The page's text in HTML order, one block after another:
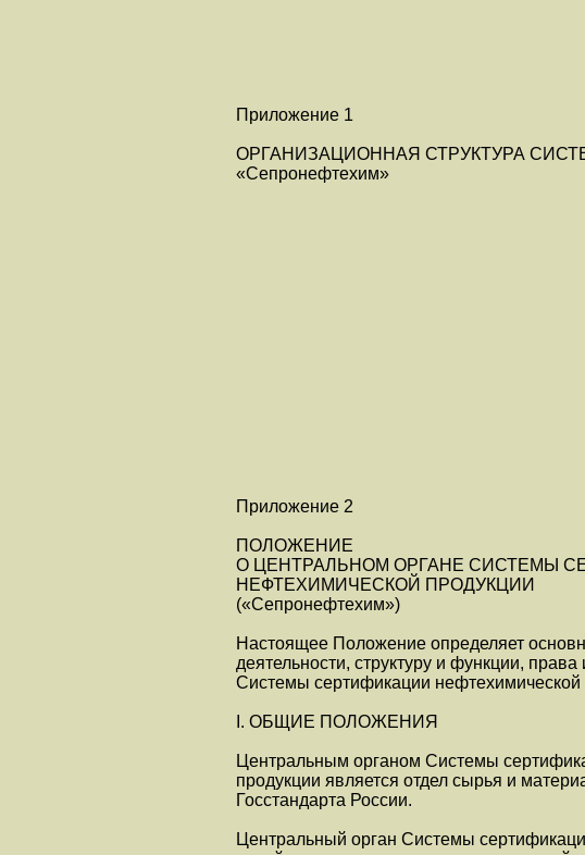
Приложение 1
ОРГАНИЗАЦИОННАЯ СТРУКТУРА
«Сепронефтехим»
Приложение 2
ПОЛОЖЕНИЕ
О ЦЕНТРАЛЬНОМ ОРГАНЕ СИСТЕМЫ
НЕФТЕХИМИЧЕСКОЙ ПРОДУКЦИИ
(«Сепронефтехим»)
Настоящее Положение определяет
деятельности, структуру и функции,
Системы сертификации нефтехимической
I. ОБЩИЕ ПОЛОЖЕНИЯ
Центральным органом Системы
продукции является отдел сырья и
Госстандарта России.
Центральный орган Системы